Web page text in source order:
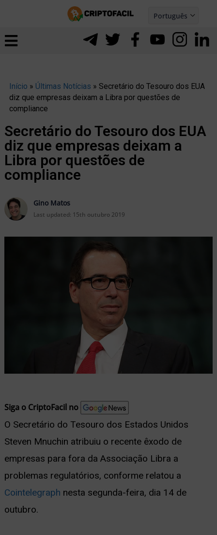
Português
Español
Início » Últimas Notícias » Secretário do Tesouro dos EUA
diz que empresas deixam a Libra por questões de
compliance
Secretário do Tesouro dos EUA
diz que empresas deixam a
Libra por questões de
compliance
Gino Matos
Last updated: 15th outubro 2019
Siga o CriptoFacil no
O Secretário do Tesouro dos Estados Unidos
Steven Mnuchin atribuiu o recente êxodo de
empresas para fora da Associação Libra a
problemas regulatórios, conforme relatou a
Cointelegraph nesta segunda-feira, dia 14 de
outubro.